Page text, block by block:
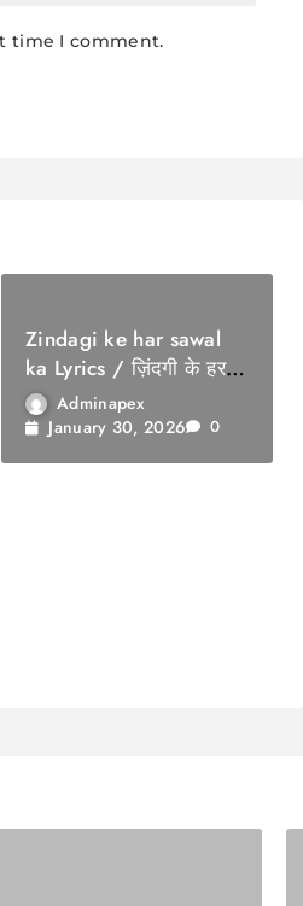
time I comment.
Zindagi ke har sawal
ka Lyrics / ज़िंदगी के हर
सवाल का
Adminapex
January 30, 2026
0